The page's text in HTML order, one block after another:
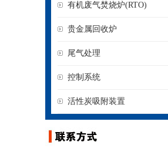
有机废气焚烧炉(RTO)
贵金属回收炉
尾气处理
控制系统
活性炭吸附装置